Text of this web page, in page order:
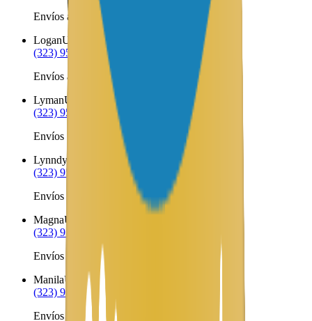
Envíos a Nicaragua desde Loa
LoganUT
(323) 953-8100
Envíos a Nicaragua desde Logan
LymanUT
(323) 953-8100
Envíos a Nicaragua desde Lyman
Lynndyl
(323) 953-8100
Envíos a Nicaragua desde Lynndyl
MagnaUT
(323) 953-8100
Envíos a Nicaragua desde Magna
ManilaUT
(323) 953-8100
Envíos a Nicaragua desde Manila